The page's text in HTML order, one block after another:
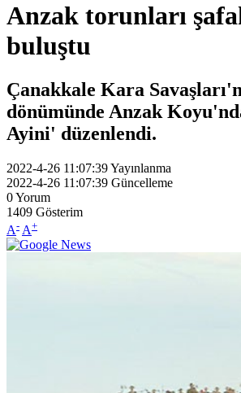
Anzak torunları
buluştu
Çanakkale Kara
dönümünde Anzak
Ayini' düzenlendi.
2022-4-26 11:07:39Yayınlanma
2022-4-26 11:07:39 Güncelleme
0Yorum
1409 Gösterim
A- A+